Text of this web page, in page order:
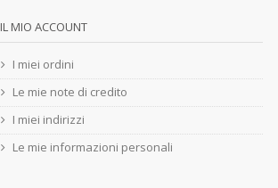
IL MIO ACCOUNT
I miei ordini
Le mie note di credito
I miei indirizzi
Le mie informazioni personali